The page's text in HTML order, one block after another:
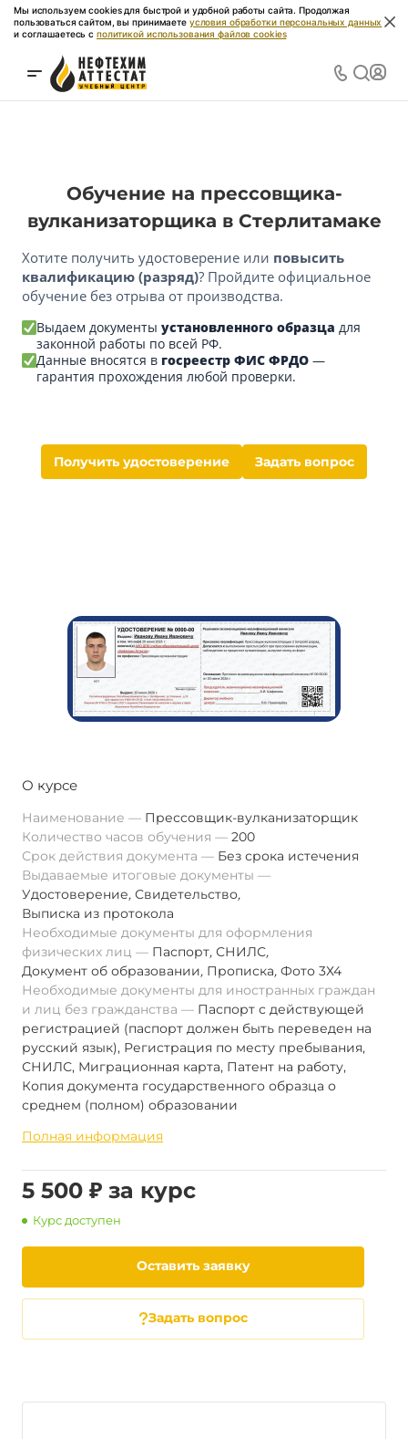
Мы используем cookies для быстрой и удобной работы сайта. Продолжая
пользоваться сайтом, вы принимаете условия обработки персональных данных
и соглашаетесь с политикой использования файлов cookies
Обучение на прессовщика-
вулканизаторщика в Стерлитамаке
Хотите получить удостоверение или повысить
квалификацию (разряд)? Пройдите официальное
обучение без отрыва от производства.
Выдаем документы установленного образца для
законной работы по всей РФ.
Данные вносятся в госреестр ФИС ФРДО —
гарантия прохождения любой проверки.
Получить удостоверение Задать вопрос
О курсе
Наименование
Прессовщик-вулканизаторщик
Количество часов обучения
200
Срок действия документа
Без срока истечения
Выдаваемые итоговые документы
Удостоверение, Свидетельство,
Выписка из протокола
Необходимые документы для оформления
физических лиц
Паспорт, СНИЛС,
Документ об образовании, Прописка, Фото 3Х4
Необходимые документы для иностранных граждан
и лиц без гражданства
Паспорт с действующей
регистрацией (паспорт должен быть переведен на
русский язык), Регистрация по месту пребывания,
СНИЛС, Миграционная карта, Патент на работу,
Копия документа государственного образца о
среднем (полном) образовании
Полная информация
5 500 ₽ за курс
Курс доступен
Оставить заявку
Задать вопрос